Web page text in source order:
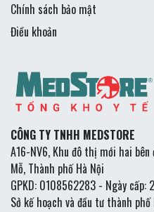
Chính sách bảo mật
Điều khoản
CÔNG TY TNHH MEDSTORE
A16-NV6, Khu đô thị mới hai bên
Mỗ, Thành phố Hà Nội
GPKD: 0108562283 - Ngày cấp:
Sở kế hoạch và đầu tư thành phố